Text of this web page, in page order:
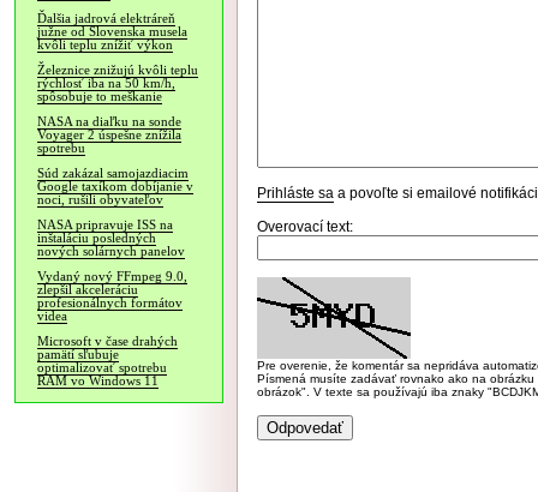
Ďalšia jadrová elektráreň
južne od Slovenska musela
kvôli teplu znížiť výkon
Železnice znižujú kvôli teplu
rýchlosť iba na 50 km/h,
spôsobuje to meškanie
NASA na diaľku na sonde
Voyager 2 úspešne znížila
spotrebu
Súd zakázal samojazdiacim
Google taxíkom dobíjanie v
noci, rušili obyvateľov
NASA pripravuje ISS na
inštaláciu posledných
nových solárnych panelov
Vydaný nový FFmpeg 9.0,
zlepšil akceleráciu
profesionálnych formátov
videa
Microsoft v čase drahých
pamätí sľubuje
optimalizovať spotrebu
RAM vo Windows 11
Prihláste sa a povoľte si emailové
Overovací text:
Pre overenie, že komentár sa nepridáva
Písmená musíte zadávať rovnako ako na
obrázok". V texte sa používajú iba znaky